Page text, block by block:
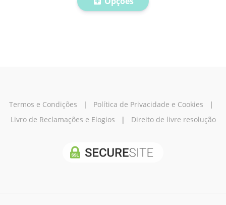
Termos e Condições | Política de Privacidade e Cookies |
Livro de Reclamações e Elogios | Direito de livre resolução